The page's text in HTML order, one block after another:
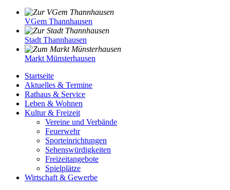
VGem Thannhausen
Stadt Thannhausen
Markt Münsterhausen
Startseite
Aktuelles & Termine
Rathaus & Service
Leben & Wohnen
Kultur & Freizeit
Vereine und Verbände
Feuerwehr
Sporteinrichtungen
Sehenswürdigkeiten
Freizeitangebote
Spielplätze
Wirtschaft & Gewerbe